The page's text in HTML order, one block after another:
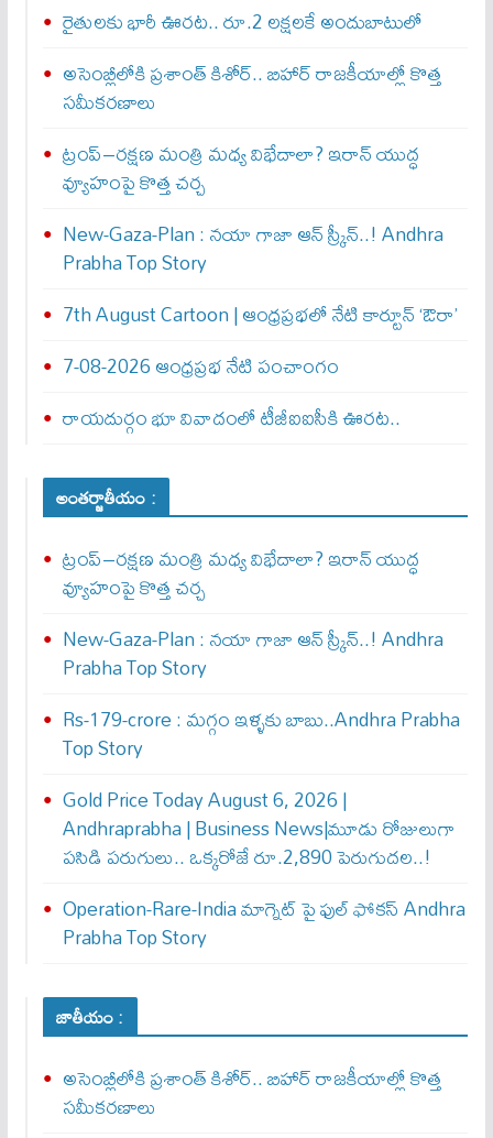
రైతులకు భారీ ఊరట.. రూ.2 లక్షలకే అందుబాటులో
అసెంబ్లీలోకి ప్రశాంత్ కిశోర్.. బిహార్ రాజకీయాల్లో కొత్త
సమీకరణాలు
ట్రంప్–రక్షణ మంత్రి మధ్య విభేదాలా? ఇరాన్ యుద్ధ
వ్యూహంపై కొత్త చర్చ
New-Gaza-Plan : న‌యా గాజా ఆన్ స్క్రీన్‌..! Andhra
Prabha Top Story
7th August Cartoon | ఆంధ్రప్రభలో నేటి కార్టూన్ ‘ఔరా’
7-08-2026 ఆంధ్రప్రభ నేటి పంచాంగం
రాయదుర్గం భూ వివాదంలో టీజీఐఐసీకి ఊరట..
అంతర్జాతీయం :
ట్రంప్–రక్షణ మంత్రి మధ్య విభేదాలా? ఇరాన్ యుద్ధ
వ్యూహంపై కొత్త చర్చ
New-Gaza-Plan : న‌యా గాజా ఆన్ స్క్రీన్‌..! Andhra
Prabha Top Story
Rs-179-crore : మ‌గ్గం ఇళ్ళ‌కు బాబు..Andhra Prabha
Top Story
Gold Price Today August 6, 2026 |
Andhraprabha | Business News|మూడు రోజులుగా
పసిడి పరుగులు.. ఒక్కరోజే రూ.2,890 పెరుగుద‌ల‌..!
Operation-Rare-India మాగ్నెట్ పై ఫుల్ ఫోక‌స్ Andhra
Prabha Top Story
జాతీయం :
అసెంబ్లీలోకి ప్రశాంత్ కిశోర్.. బిహార్ రాజకీయాల్లో కొత్త
సమీకరణాలు